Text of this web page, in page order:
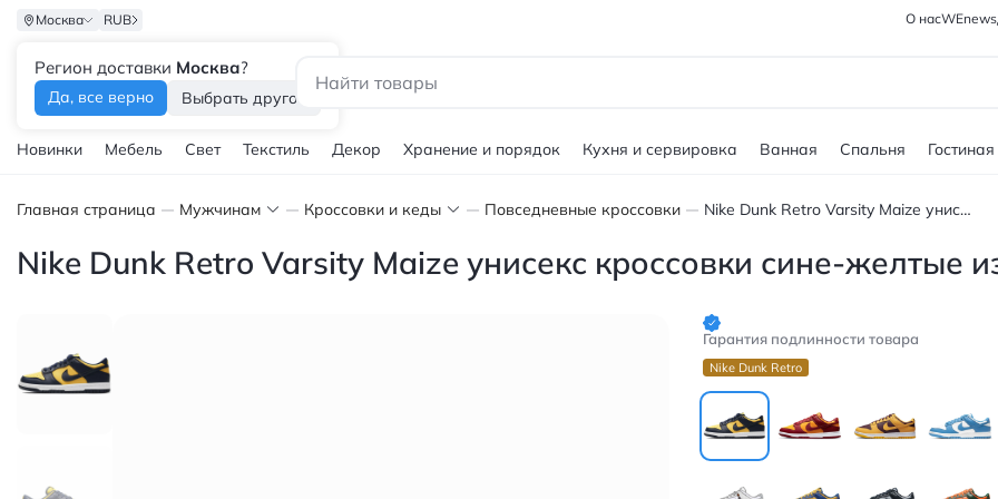
Москва
Регион доставки Москва?
Да, все верно Выбрать другой
RUB О насWEnews
Новинки Мебель Свет Текстиль Декор Хранение и порядок Кухня и сервировка Ванная Спальня Гостиная
Главная страница Мужчинам Кроссовки и кеды Повседневные кроссовки Nike Dunk Retro Varsity Maize унисекс кроссовки сине-желтые из синтетики
Nike Dunk Retro Varsity Maize унисекс кроссовки сине-желтые
Гарантия подлинности товара
Nike Dunk Retro